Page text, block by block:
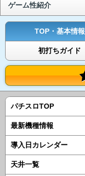
ゲーム性紹介
TOP・基本情報
初打ちガイド
パチスロTOP
最新機種情報
導入日カレンダー
天井一覧